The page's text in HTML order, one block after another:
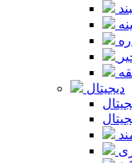
دیجیتال